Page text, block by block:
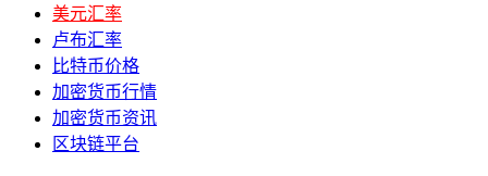
美元汇率
卢布汇率
比特币价格
加密货币行情
加密货币资讯
区块链平台